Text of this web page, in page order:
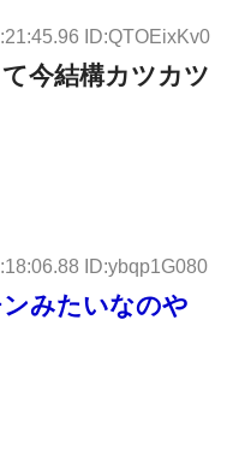
ID:QTOEixKv0
今結構カツカツ
ID:ybqp1G080
みたいなのや